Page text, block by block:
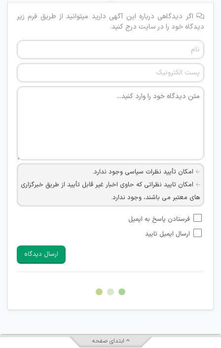
اگر دیدگاهی درباره این آگهی دارید میتوانید از طریق فرم زیر
دیدگاه خود را در سایت درج کنید.
امکان تأیید نظرات سیاسی وجود ندارد.
امکان تایید نظراتی که حاوی اخبار غیر قابل تأیید از طریق خبرگزاری
های معتبر می باشند، وجود ندارد.
شبکه های مجازی ارتباطی می باشند وجود ندارد.
امکان تأیید نظرات کاربرانی که به هر طریقی قصد مأیوس کردن
هرگونه تحریک، تحقیر و کنایه به سایر افراد (مسئول و غیر مسئول)
غیر مجاز می باشد.
امکان هماهنگی برای هرگونه ملاقات حضوری چه به صورت دسته
فرستادن پاسخ به ایمیل
ارسال ایمیل تایید
ارسال دیدگاه
ابتدای صفحه